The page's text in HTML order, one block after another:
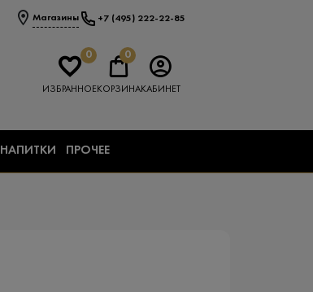
Магазины +7 (495) 222-22-85
0
ИЗБРАННОЕ
0
КОРЗИНАКАБИНЕТ
ПРОЧЕЕ